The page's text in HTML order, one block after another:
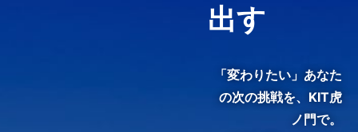
出す
「変わりたい」あなた
の次の挑戦を、 KIT虎
ノ門で。